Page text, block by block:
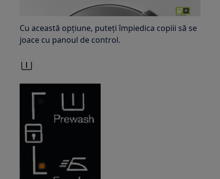
Cu această opțiune, puteți împiedica copiii să se
joace cu panoul de control.